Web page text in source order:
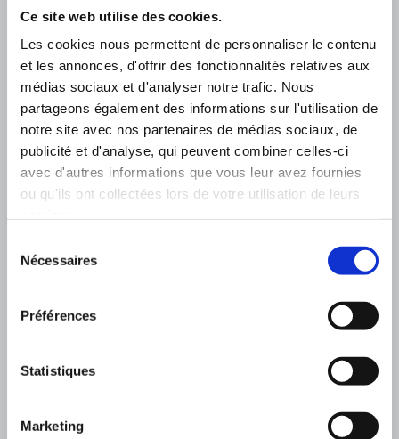
Ce site web utilise des cookies.
Les cookies nous permettent de personnaliser le contenu
et les annonces, d'offrir des fonctionnalités relatives aux
médias sociaux et d'analyser notre trafic. Nous
partageons également des informations sur l'utilisation de
notre site avec nos partenaires de médias sociaux, de
publicité et d'analyse, qui peuvent combiner celles-ci
avec d'autres informations que vous leur avez fournies
ou qu'ils ont collectées lors de votre utilisation de leurs
Nécessaires
Préférences
Statistiques
Marketing
Horaire
Mardi et Vendredi
8h30 à 16h30